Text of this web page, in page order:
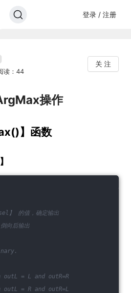
登录 / 注册
读：44
关 注
操作
】函数
】 的值，确定输出
向后输出
= L and outR=R
= R and outR=L